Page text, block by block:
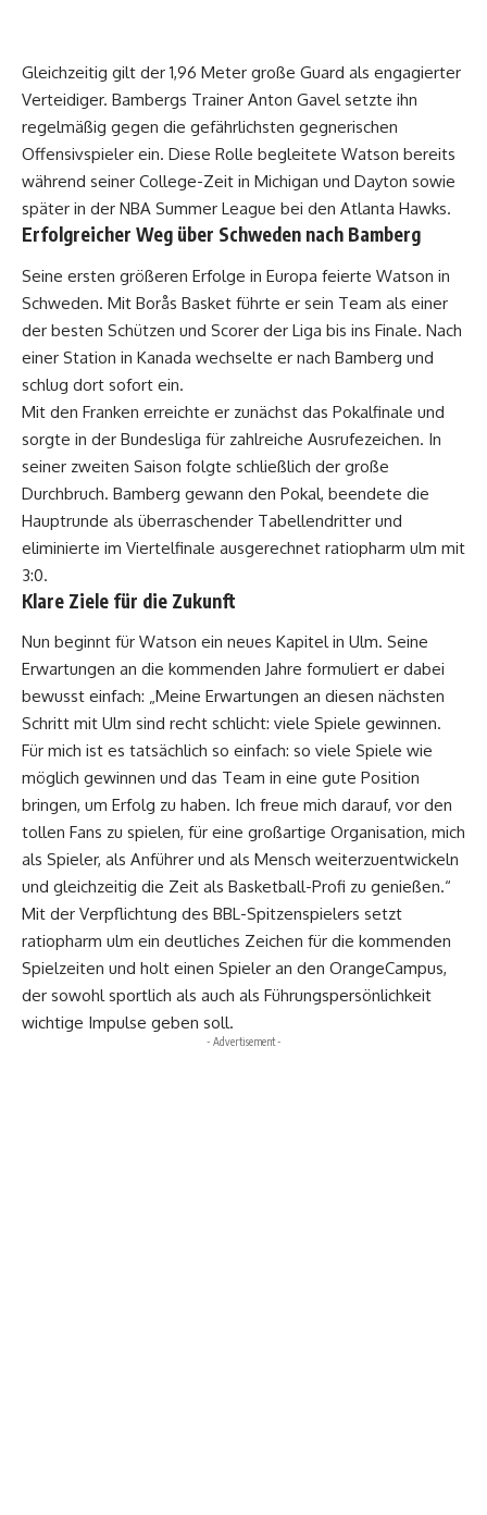
Gleichzeitig gilt der 1,96 Meter große Guard als engagierter
Verteidiger. Bambergs Trainer Anton Gavel setzte ihn
regelmäßig gegen die gefährlichsten gegnerischen
Offensivspieler ein. Diese Rolle begleitete Watson bereits
während seiner College-Zeit in Michigan und Dayton sowie
später in der NBA Summer League bei den Atlanta Hawks.
Erfolgreicher Weg über Schweden nach Bamberg
Seine ersten größeren Erfolge in Europa feierte Watson in
Schweden. Mit Borås Basket führte er sein Team als einer
der besten Schützen und Scorer der Liga bis ins Finale. Nach
einer Station in Kanada wechselte er nach Bamberg und
schlug dort sofort ein.
Mit den Franken erreichte er zunächst das Pokalfinale und
sorgte in der Bundesliga für zahlreiche Ausrufezeichen. In
seiner zweiten Saison folgte schließlich der große
Durchbruch. Bamberg gewann den Pokal, beendete die
Hauptrunde als überraschender Tabellendritter und
eliminierte im Viertelfinale ausgerechnet ratiopharm ulm mit
3:0.
Klare Ziele für die Zukunft
Nun beginnt für Watson ein neues Kapitel in Ulm. Seine
Erwartungen an die kommenden Jahre formuliert er dabei
bewusst einfach: „Meine Erwartungen an diesen nächsten
Schritt mit Ulm sind recht schlicht: viele Spiele gewinnen.
Für mich ist es tatsächlich so einfach: so viele Spiele wie
möglich gewinnen und das Team in eine gute Position
bringen, um Erfolg zu haben. Ich freue mich darauf, vor den
tollen Fans zu spielen, für eine großartige Organisation, mich
als Spieler, als Anführer und als Mensch weiterzuentwickeln
und gleichzeitig die Zeit als Basketball-Profi zu genießen.“
Mit der Verpflichtung des BBL-Spitzenspielers setzt
ratiopharm ulm ein deutliches Zeichen für die kommenden
Spielzeiten und holt einen Spieler an den OrangeCampus,
der sowohl sportlich als auch als Führungspersönlichkeit
wichtige Impulse geben soll.
- Advertisement -